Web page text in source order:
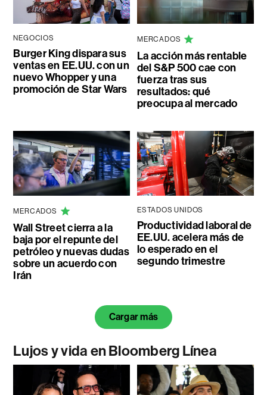
NEGOCIOS
Burger King dispara sus
ventas en EE.UU. con un
nuevo Whopper y una
promoción de Star Wars
MERCADOS
La acción más rentable
del S&P 500 cae con
fuerza tras sus
resultados: qué
preocupa al mercado
MERCADOS
Wall Street cierra a la
baja por el repunte del
petróleo y nuevas dudas
sobre un acuerdo con
Irán
ESTADOS UNIDOS
Productividad laboral de
EE.UU. acelera más de
lo esperado en el
segundo trimestre
Cargar más
Lujos y vida en Bloomberg Línea